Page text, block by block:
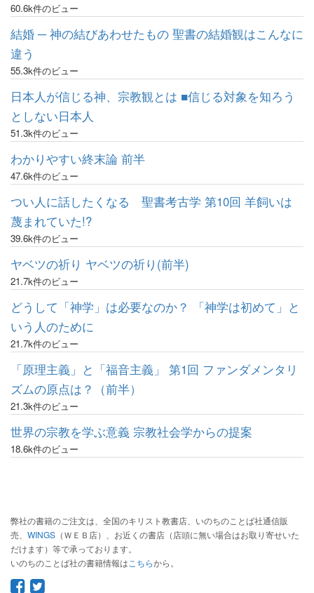
60.6k件のビュー
結婚 ─ 神の結びあわせたもの 聖書の結婚観はこんなに
違う
55.3k件のビュー
日本人が信じる神、宗教観とは ■信じる対象を知ろう
としない日本人
51.3k件のビュー
わかりやすい終末論 前半
47.6k件のビュー
つい人に話したくなる 聖書考古学 第10回 羊飼いは
蔑まれていた!?
39.6k件のビュー
ヤベツの祈り ヤベツの祈り(前半)
21.7k件のビュー
どうして「神学」は必要なのか？ 「神学は初めて」と
いう人のために
21.7k件のビュー
「原理主義」と「福音主義」 第1回 ファンダメンタリ
ズムの原点は？（前半）
21.3k件のビュー
世界の宗教を学ぶ意義 宗教社会学からの提案
18.6k件のビュー
弊社の書籍のご注文は、全国のキリスト教書店、いのちのことば社通信販
売、 WINGS （ＷＥＢ店）、お近くの書店（店頭に無い場合はお取り寄せいた
だけます）等で承っております。
いのちのことば社の書籍情報は こちらから。